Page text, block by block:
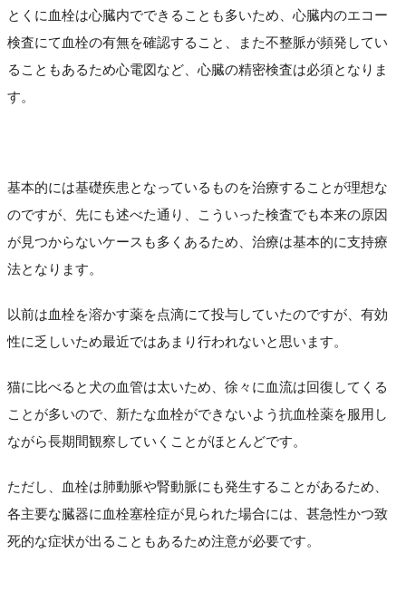
とくに血栓は心臓内でできることも多いため、心臓内のエコー
検査にて血栓の有無を確認すること、また不整脈が頻発してい
ることもあるため心電図など、心臓の精密検査は必須となりま
す。
基本的には基礎疾患となっているものを治療することが理想な
のですが、先にも述べた通り、こういった検査でも本来の原因
が見つからないケースも多くあるため、治療は基本的に支持療
法となります。
以前は血栓を溶かす薬を点滴にて投与していたのですが、有効
性に乏しいため最近ではあまり行われないと思います。
猫に比べると犬の血管は太いため、徐々に血流は回復してくる
ことが多いので、新たな血栓ができないよう抗血栓薬を服用し
ながら長期間観察していくことがほとんどです。
ただし、血栓は肺動脈や腎動脈にも発生することがあるため、
各主要な臓器に血栓塞栓症が見られた場合には、甚急性かつ致
死的な症状が出ることもあるため注意が必要です。